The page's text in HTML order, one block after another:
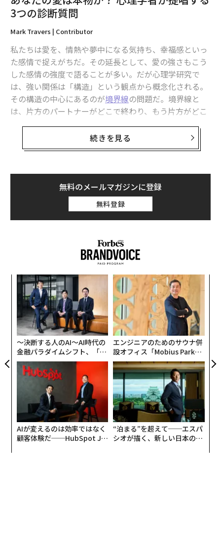
関連記事
あなたの愛は本物か？ 心理学者が提唱する3つの診断質問
そばで眠くなるのは「信頼」の証拠、心理学者が明かすパートナーの安心
サイン3選
「推し活」の熱狂が招くメンタルリスク、7割が実感するモチベーション低
タグ：
ウェルネス/ウェルビーイング 心理学
advertisement
3つの診断質問
Mark Travers | Contributor
私たちは愛を、情熱や夢中になる気持ち、幸福感といっ
た感情で捉えがちだ。その延長として、愛の強さもこう
した感情の強度で語ることが多い。だが心理学研究で
は、強い関係は「構造」という観点から概念化される。
その構造の中心にあるのが境界線の問題だ。境界線と
は、片方のパートナーがどこで終わり、もう片方がどこ
から始まるのかを定義する、目に見えない線である。
強い関係は、この線がしっかりと保たれることで成り立
性を守り、どちらのパートナーも自己感覚を失うことな
く、親密さを深めていくことを可能にする。抽象的に聞
こえるかもしれないが、境界線の強さ、あるいは弱さ
は、カップルの日々のやり取りの中で容易に観察でき
る。
自分たちの愛の強さを理解したいなら、まずこの3つの
質問から始めてみてほしい。
質問1：あなたとパートナーは「ひとりの時間」
をどう調整しているか？
パートナーとしての役割は、日常生活で担う他の多くの
役割と並行して存在する。仕事人として、家族の一員と
して、友人として、そして重要なのは、一人の個人とし
ての役割だ。問題は、これらの役割がどれほどスムーズ
に共存できているかである。
「少しひとりになりたい」「今週末は友人と過ごした
い」と伝えたとき、その次に何が起きるだろうか。摩擦
なく尊重されるか。それとも問いただされたり、さりげ
なく罪悪感を感じさせられたり、要望を再交渉するよう
圧力をかけられたりするだろうか。
続きを見る
無料のメールマガジンに登録
無料登録
〜決断する人のAI〜AI時代の
金融パラダイムシフト、「超
個別化」の核心 【MUFG×ウ
ェルスナビ×PwC】
エンジニアのためのサウナ併
設オフィス「Mobius Park」
がオープン──タマディック
が健康経営を徹底する理由
AIが変えるのは効率ではなく
顧客体験だ──HubSpot Ja
“泊まる”を超えて──エスパ
シオが描く、新しい日本のラ